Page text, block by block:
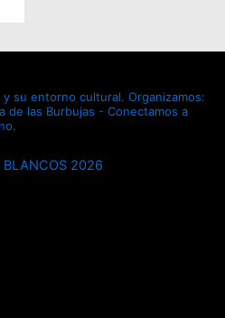
y su entorno cultural. Organizamos:
de las Burbujas - Conectamos a